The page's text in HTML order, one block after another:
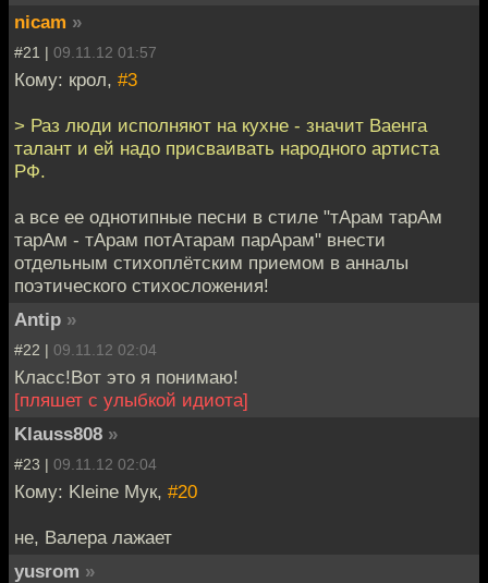
nicam »
#21 | 09.11.12 01:57
Кому: крол, #3
> Раз люди исполняют на кухне - значит Ваенга
талант и ей надо присваивать народного артиста
РФ.
а все ее однотипные песни в стиле "тАрам тарАм
тарАм - тАрам потАтарам парАрам" внести
отдельным стихоплётским приемом в анналы
поэтического стихосложения!
Antip »
#22 | 09.11.12 02:04
Класс!Вот это я понимаю!
[пляшет с улыбкой идиота]
Klauss808 »
#23 | 09.11.12 02:04
Кому: Kleine Мук, #20
не, Валера лажает
yusrom »